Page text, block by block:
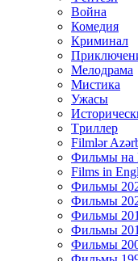
Война
Комедия
Криминал
Мелодрама
Мистика
Ужасы
Tриллер
Filmlər
Фильмы на
Films in
Фильмы
Фильмы
Фильмы
Фильмы
Фильмы